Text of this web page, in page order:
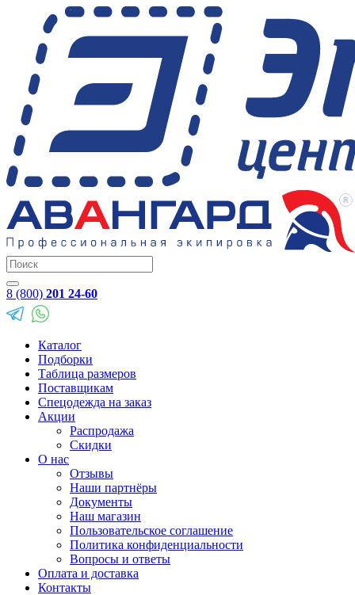
8 (800) 201 24-60
Каталог
Подборки
Таблица размеров
Поставщикам
Спецодежда на заказ
Акции
Распродажа
Скидки
О нас
Отзывы
Наши партнёры
Документы
Наш магазин
Пользовательское соглашение
Политика конфиденциальности
Вопросы и ответы
Оплата и доставка
Контакты